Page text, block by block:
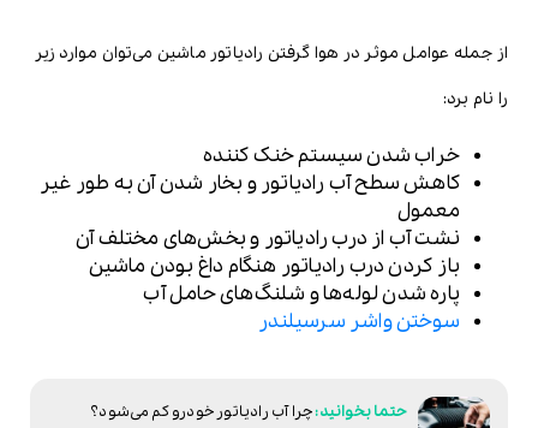
از جمله عوامل موثر در هوا گرفتن رادیاتور ماشین می‌توان موارد زیر
را نام برد:
خراب شدن سیستم خنک کننده
کاهش سطح آب رادیاتور و بخار شدن آن به طور غیر
معمول
نشت آب از درب رادیاتور و بخش‌های مختلف آن
باز کردن درب رادیاتور هنگام داغ بودن ماشین
پاره شدن لوله‌ها و شلنگ‌های حامل آب
سوختن واشر سرسیلندر
چرا آب رادیاتور خودرو کم می‌شود؟